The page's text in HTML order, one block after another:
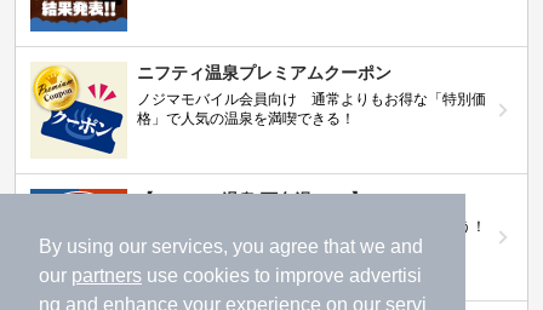
By using our services, you agree that we and
our partners use cookies to improve advertisi
ng and enhance your experience on our servi
ニフティ温泉プレミアムクーポン
ノジマモバイル会員向け 通常よりもお得な「特別価
格」で人気の温泉を満喫できる！
【ニフティ温泉 百名湯2026】
行ってみたい施設に投票してプレゼントを当てよう！
（全10回開催 / 合計260名様）